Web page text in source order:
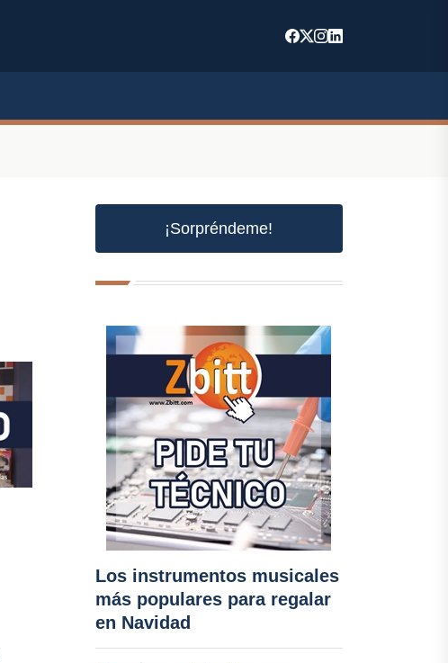
¡Sorpréndeme!
Los instrumentos musicales
más populares para regalar
en Navidad